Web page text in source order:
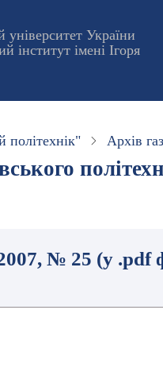
України
інститут імені Ігоря
політехнік" Архів
№ 25 (у .pdf